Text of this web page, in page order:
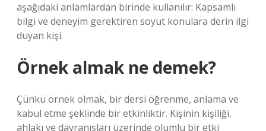
aşağıdaki anlamlardan birinde kullanılır: Kapsamlı
bilgi ve deneyim gerektiren soyut konulara derin ilgi
duyan kişi.
Örnek almak ne demek?
Çünkü örnek olmak, bir dersi öğrenme, anlama ve
kabul etme şeklinde bir etkinliktir. Kişinin kişiliği,
ahlakı ve davranışları üzerinde olumlu bir etki